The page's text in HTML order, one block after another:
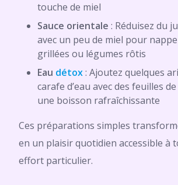
touche de miel
Sauce orientale : Réduisez du
avec un peu de miel pour
grillées ou légumes rôtis
Eau détox: Ajoutez quelques
carafe d’eau avec des feuilles
une boisson rafraîchissante
Ces préparations simples
en un plaisir quotidien accessible à
effort particulier.